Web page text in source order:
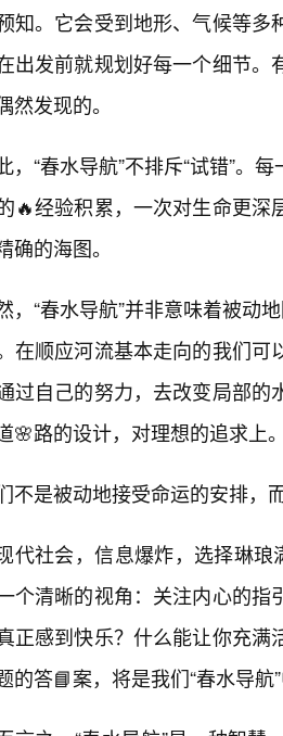
知。它会受到地形、气候等
出发前就规划好每一个细节
然发现的。
，“春水导航”不排斥“试错”。
🔥经验积累，一次对生命更
确的海图。
，“春水导航”并非意味着被动
在顺应河流基本走向的我们
过自己的努力，去改变局部
🌸路的设计，对理想的追求上
不是被动地接受命运的安排，
代社会，信息爆炸，选择琳琅
个清晰的视角：关注内心的
正感到快乐？什么能让你充
的答📘案，将是我们“春水导航